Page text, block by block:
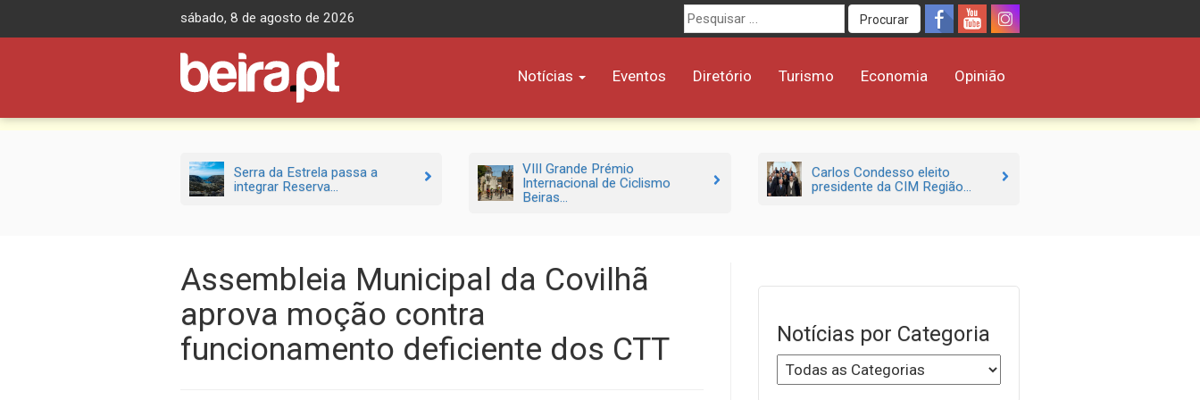
sábado, 8 de agosto de 2026
Procurar
por:
Procurar
Notícias Eventos Diretório Turismo Economia Opinião
Serra da Estrela passa a
integrar Reserva...
VIII Grande Prémio
Internacional de Ciclismo
Beiras...
Carlos Condesso eleito
presidente da CIM Região...
Assembleia Municipal da Covilhã
aprova moção contra
funcionamento deficiente dos CTT
Notícias por Categoria